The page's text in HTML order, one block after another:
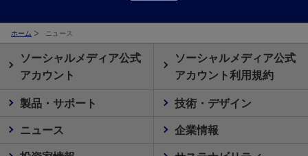
ホーム ニュース
ソーシャルメディア公式
アカウント
ソーシャルメディア公式
アカウント利用規約
製品・サポート
技術・デザイン
ニュース
企業情報